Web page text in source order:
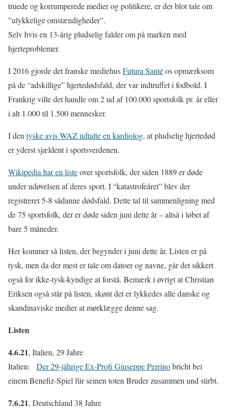
truede og korrumperede medier og politikere, er der blot tale om
”ulykkelige omstændigheder”.
Selv hvis en 13-årig pludselig falder om på marken med
hjerteproblemer.
I 2016 gjorde det franske mediehusFutura Santéos opmærksom
på de “adskillige” hjertedødsfald, der var indtruffet i fodbold. I
Frankrig ville det handle om 2 ud af 100.000 sportsfolk pr. år eller
i alt 1.000 til 1.500 mennesker.
I den tyske avis WAZ udtalte en kardiolog, at pludselig hjertedød
er yderst sjældent i sportsverdenen.
Wikipedia har en listeover sportsfolk, der siden 1889 er døde
under udøvelsen af deres sport. I “katastrofeåret” blev der
registreret 5-8 sådanne dødsfald. Dette tal til sammenligning med
de 75 sportsfolk, der er døde siden juni dette år – altså i løbet af
bare 5 måneder.
Her kommer så listen, der begynder i juni dette år. Listen er på
tysk, men da der mest er tale om datoer og navne, går det sikkert
også for ikke-tysk-kyndige at forstå. Bemærk i øvrigt at Christian
Eriksen også står på listen, skønt det er lykkedes alle danske og
skandinaviske medier at mørklægge denne sag.
Listen
4.6.21, Italien, 29 Jahre
Italien:
Der 29-jährige Ex-Profi Giuseppe Perrinobricht bei
einem Benefiz-Spiel für seinen toten Bruder zusammen und stirbt.
7.6.21, Deutschland 38 Jahre